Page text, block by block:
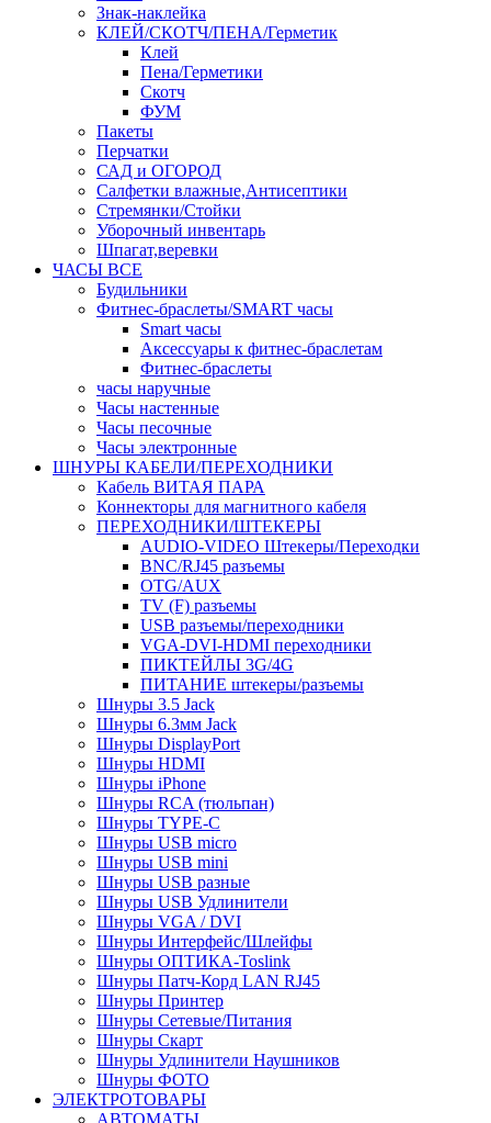
Знак-наклейка
КЛЕЙ/СКОТЧ/ПЕНА/Герметик
Клей
Пена/Герметики
Скотч
ФУМ
Пакеты
Перчатки
САД и ОГОРОД
Салфетки влажные,Антисептики
Стремянки/Стойки
Уборочный инвентарь
Шпагат,веревки
ЧАСЫ ВСЕ
Будильники
Фитнес-браслеты/SMART часы
Smart часы
Аксессуары к фитнес-браслетам
Фитнес-браслеты
часы наручные
Часы настенные
Часы песочные
Часы электронные
ШНУРЫ КАБЕЛИ/ПЕРЕХОДНИКИ
Кабель ВИТАЯ ПАРА
Коннекторы для магнитного кабеля
ПЕРЕХОДНИКИ/ШТЕКЕРЫ
AUDIO-VIDEO Штекеры/Переходки
BNC/RJ45 разъемы
OTG/AUX
TV (F) разъемы
USB разъемы/переходники
VGA-DVI-HDMI переходники
ПИКТЕЙЛЫ 3G/4G
ПИТАНИЕ штекеры/разъемы
Шнуры 3.5 Jack
Шнуры 6.3мм Jack
Шнуры DisplayPort
Шнуры HDMI
Шнуры iPhone
Шнуры RCA (тюльпан)
Шнуры TYPE-C
Шнуры USB micro
Шнуры USB mini
Шнуры USB разные
Шнуры USB Удлинители
Шнуры VGA / DVI
Шнуры Интерфейс/Шлейфы
Шнуры ОПТИКА-Toslink
Шнуры Патч-Корд LAN RJ45
Шнуры Принтер
Шнуры Сетевые/Питания
Шнуры Скарт
Шнуры Удлинители Наушников
Шнуры ФОТО
ЭЛЕКТРОТОВАРЫ
АВТОМАТЫ